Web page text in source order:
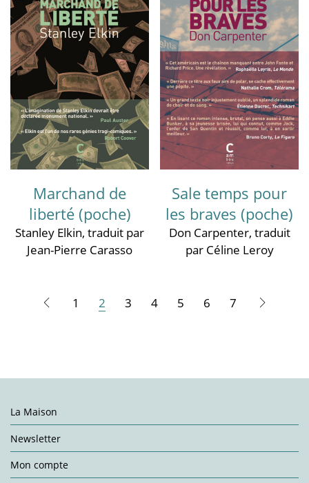
Marchand de
liberté (poche)
Stanley Elkin, traduit par
Jean-Pierre Carasso
Sale temps pour
les braves (poche)
Don Carpenter, traduit
par Céline Leroy
1 2 3 4 5 6 7
La Maison
Newsletter
Mon compte